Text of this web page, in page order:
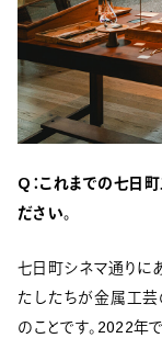
Q：これまでの七日
ださい。
七日町シネマ通りに
たしたちが金属工芸
のことです。2022年